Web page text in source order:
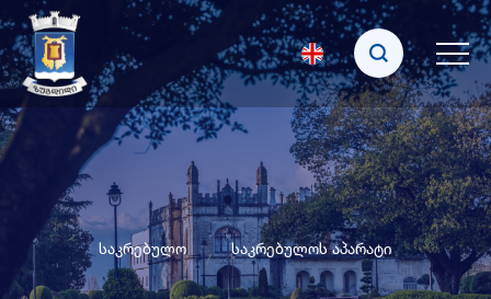
საკრებულო საკრებულოს აპარატი